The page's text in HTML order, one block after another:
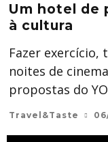
Um hotel de
à cultura
Fazer exercício,
noites de
propostas do
Travel&Taste